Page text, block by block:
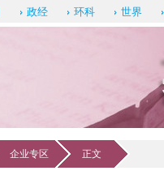
政经 环科 世界
企业专区 正文